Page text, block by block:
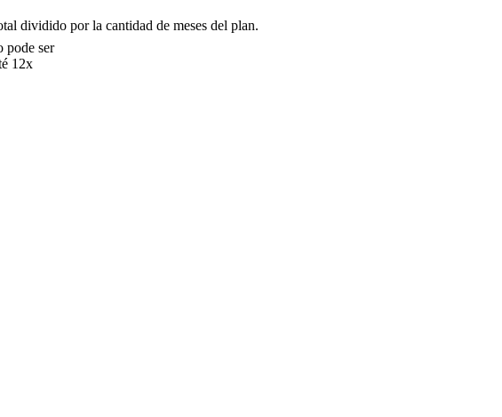
dividido por la cantidad de meses del plan.